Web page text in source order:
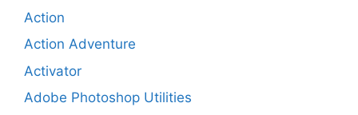
Action
Action Adventure
Activator
Adobe Photoshop Utilities